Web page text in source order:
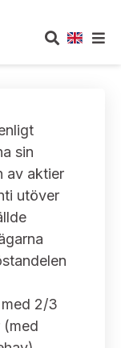
och vissa
sin
av aktier
utöver
2/3
(med